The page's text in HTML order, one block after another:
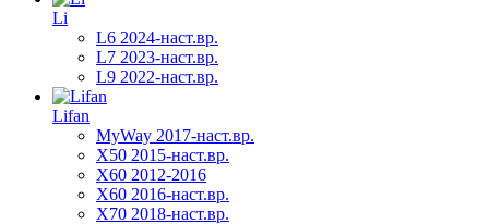
Li
L6 2024-наст.вр.
L7 2023-наст.вр.
L9 2022-наст.вр.
Lifan
MyWay 2017-наст.вр.
X50 2015-наст.вр.
X60 2012-2016
X60 2016-наст.вр.
X70 2018-наст.вр.